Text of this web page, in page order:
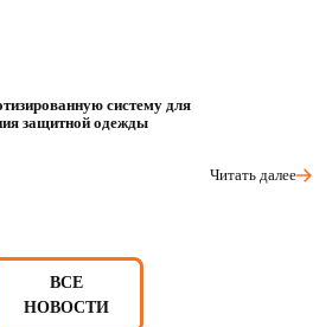
систему для
защитной одежды
Читать далее
ВСЕ
НОВОСТИ